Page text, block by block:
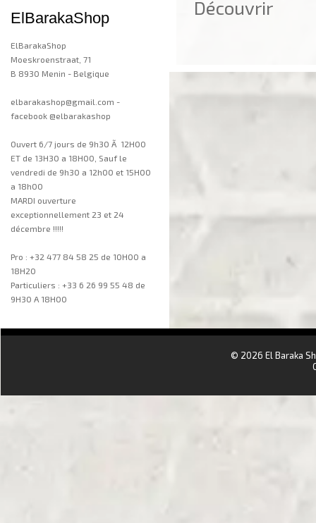
ElBarakaShop
ElBarakaShop
Moeskroenstraat, 71
B 8930 Menin - Belgique
elbarakashop@gmail.com -
facebook @elbarakashop
Ouvert 6/7 jours de 9h30 Ã 12H00
ET de 13H30 a 18H00, Sauf le
vendredi de 9h30 a 12h00 et 15H00
a 18h00
MARDI ouverture
exceptionnellement 23 et 24
décembre !!!!!
Pro : +32 477 84 58 25 de 10H00 a
18H20
Particuliers : +33 6 26 99 55 48 de
9H30 A 18H00
Découvrir
© 2026 El Baraka